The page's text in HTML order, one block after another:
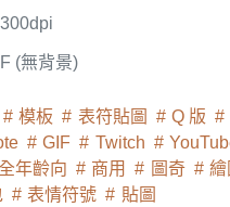
(無背景)
模板 表符貼圖 Q 版
GIF Twitch
年齡向 商用 圖奇
繪
表情符號 貼圖